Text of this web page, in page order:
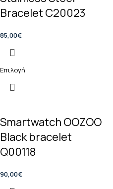
Bracelet C20023
85,00€
Επιλογή
Smartwatch OOZOO
Black bracelet
Q00118
90,00€